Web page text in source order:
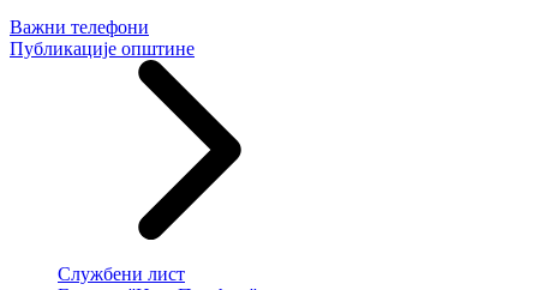
Важни телефони
Публикације општине
Службени лист